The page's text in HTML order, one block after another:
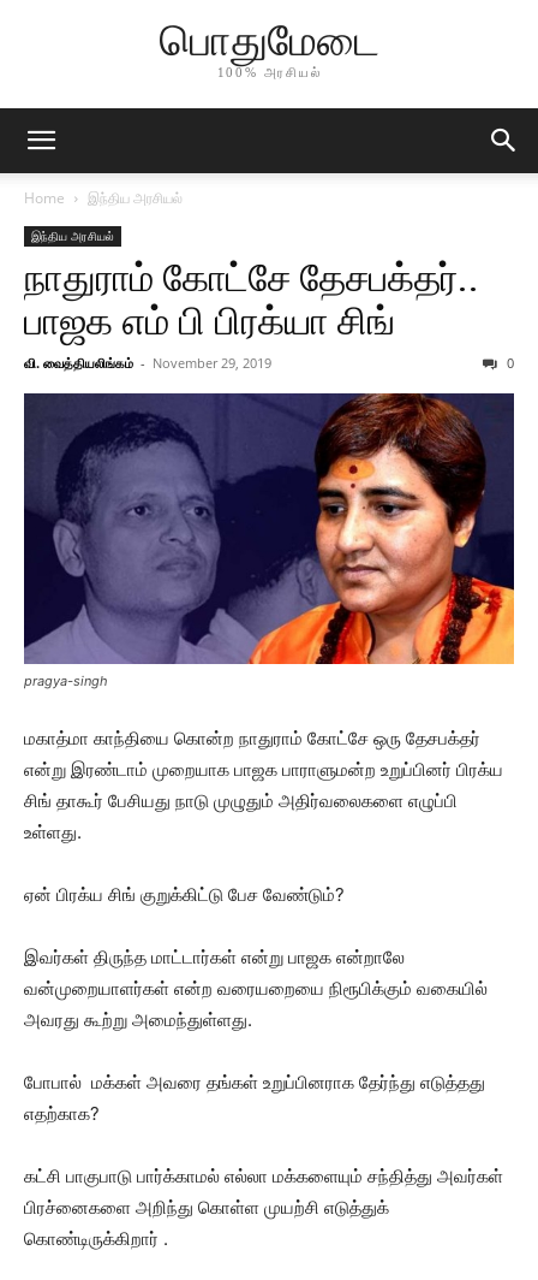
பொதுமேடை
100% அரசியல்
Home இந்திய அரசியல்
இந்திய அரசியல்
நாதுராம் கோட்சே தேசபக்தர்..
பாஜக எம் பி பிரக்யா சிங்
வி. வைத்தியலிங்கம் - November 29, 2019 0
pragya-singh
மகாத்மா காந்தியை கொன்ற நாதுராம் கோட்சே ஒரு தேசபக்தர்
என்று இரண்டாம் முறையாக பாஜக பாராளுமன்ற உறுப்பினர் பிரக்ய
சிங் தாகூர் பேசியது நாடு முழுதும் அதிர்வலைகளை எழுப்பி
உள்ளது.
ஏன் பிரக்ய சிங் குறுக்கிட்டு பேச வேண்டும்?
இவர்கள் திருந்த மாட்டார்கள் என்று பாஜக என்றாலே
வன்முறையாளர்கள் என்ற வரையறையை நிரூபிக்கும் வகையில்
அவரது கூற்று அமைந்துள்ளது.
போபால் மக்கள் அவரை தங்கள் உறுப்பினராக தேர்ந்து எடுத்தது
எதற்காக?
கட்சி பாகுபாடு பார்க்காமல் எல்லா மக்களையும் சந்தித்து அவர்கள்
பிரச்னைகளை அறிந்து கொள்ள முயற்சி எடுத்துக்
கொண்டிருக்கிறார் .